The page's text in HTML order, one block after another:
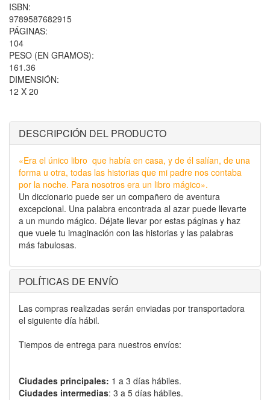
ISBN:
9789587682915
PÁGINAS:
104
PESO (EN GRAMOS):
161.36
DIMENSIÓN:
12 X 20
DESCRIPCIÓN DEL PRODUCTO
«Era el único libro que había en casa, y de él salían, de una
forma u otra, todas las historias que mi padre nos contaba
por la noche. Para nosotros era un libro mágico».
Un diccionario puede ser un compañero de aventura
excepcional. Una palabra encontrada al azar puede llevarte
a un mundo mágico. Déjate llevar por estas páginas y haz
que vuele tu imaginación con las historias y las palabras
más fabulosas.
POLÍTICAS DE ENVÍO
Las compras realizadas serán enviadas por transportadora
el siguiente día hábil.
Tiempos de entrega para nuestros envíos:
Ciudades principales: 1 a 3 días hábiles.
Ciudades intermedias: 3 a 5 días hábiles.